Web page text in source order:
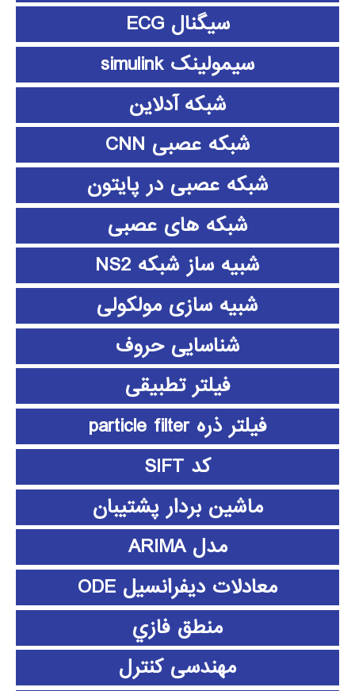
سیگنال ECG
سیمولینک simulink
شبکه آدلاین
شبکه عصبی CNN
شبکه عصبی در پایتون
شبکه های عصبی
شبیه ساز شبکه NS2
شبیه سازی مولکولی
شناسایی حروف
فیلتر تطبیقی
فیلتر ذره particle filter
کد SIFT
ماشین بردار پشتیبان
مدل ARIMA
معادلات دیفرانسیل ODE
منطق فازي
مهندسی کنترل